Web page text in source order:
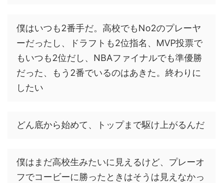
僕はいつも2番手だ。高校でもNo2のプレーヤ
ーだったし、ドラフトも2位指名、MVP投票で
もいつも2位だし、NBAファイナルでも準優勝
だった、もう2番でいるのはあきた。終わりに
したい
どん底から始めて、トップまで駆け上がるんだ
僕はまだ高校生みたいに見えるけど、プレーオ
フでコービーに勝ったときはそうは見えなかっ